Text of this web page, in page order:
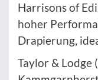
Harrisons of
hoher
Drapierung,
Taylor & Lodge